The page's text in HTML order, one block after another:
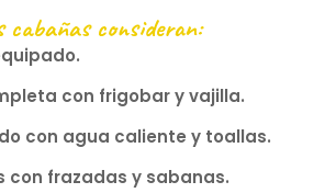
cabañas consideran:
con frigobar y vajilla.
con agua caliente y toallas.
con frazadas y sabanas.